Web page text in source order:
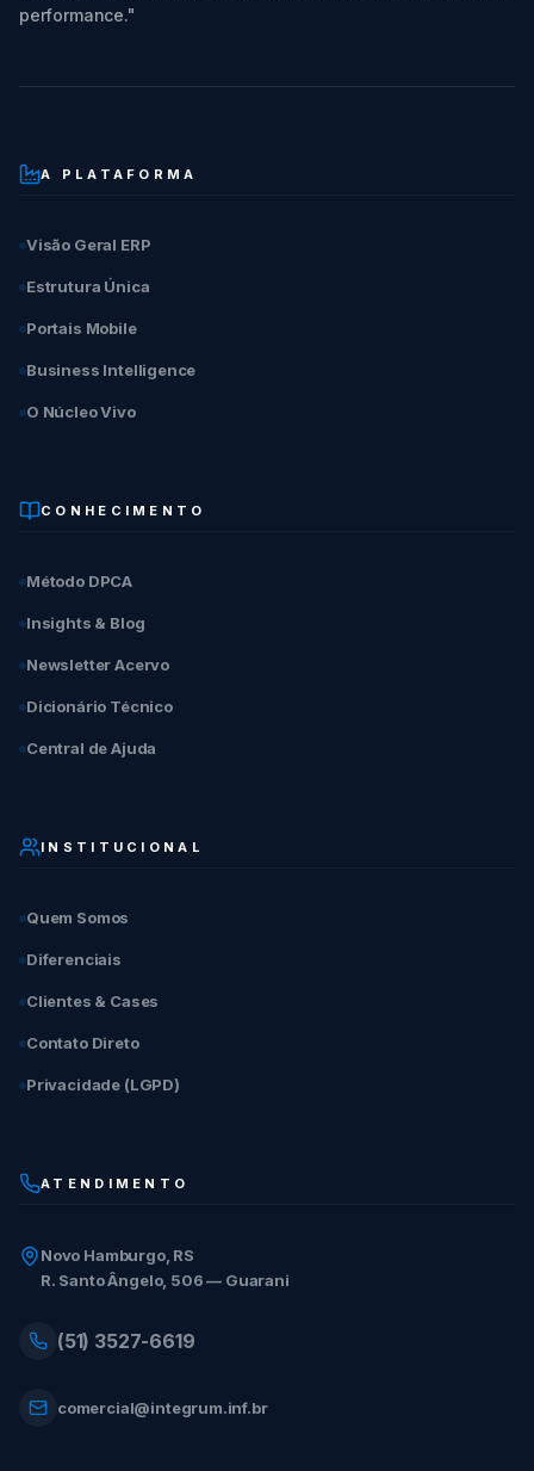
performance."
A PLATAFORMA
Visão Geral ERP
Estrutura Única
Portais Mobile
Business Intelligence
O Núcleo Vivo
CONHECIMENTO
Método DPCA
Insights & Blog
Newsletter Acervo
Dicionário Técnico
Central de Ajuda
INSTITUCIONAL
Quem Somos
Diferenciais
Clientes & Cases
Contato Direto
Privacidade (LGPD)
ATENDIMENTO
Novo Hamburgo, RS
R. Santo Ângelo, 506 — Guarani
(51) 3527-6619
comercial@integrum.inf.br